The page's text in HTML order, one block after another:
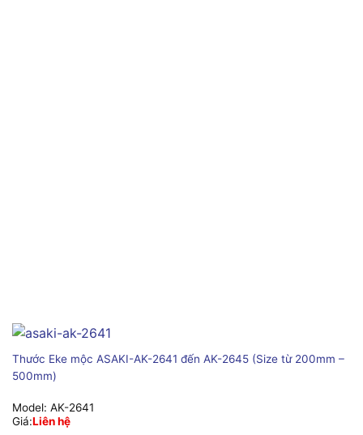
Thước Eke mộc ASAKI-AK-2641 đến AK-2645 (Size từ 200mm –
500mm)
Model: AK-2641
Giá:Liên hệ